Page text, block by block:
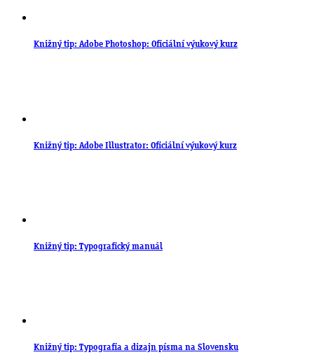
Knižný tip: Adobe Photoshop: Oficiální výukový kurz
Knižný tip: Adobe Illustrator: Oficiální výukový kurz
Knižný tip: Typografický manuál
Knižný tip: Typografia a dizajn písma na Slovensku